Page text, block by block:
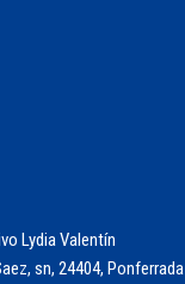
Lydia Valentín
sn, 24404, Ponferrada